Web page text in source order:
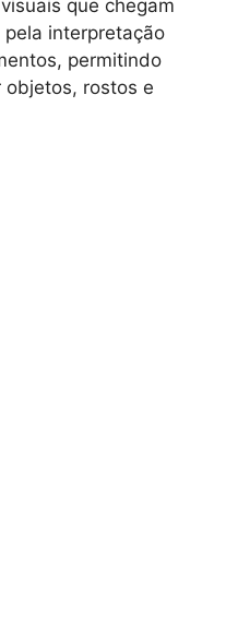
que chegam
pela interpretação
permitindo
objetos, rostos e